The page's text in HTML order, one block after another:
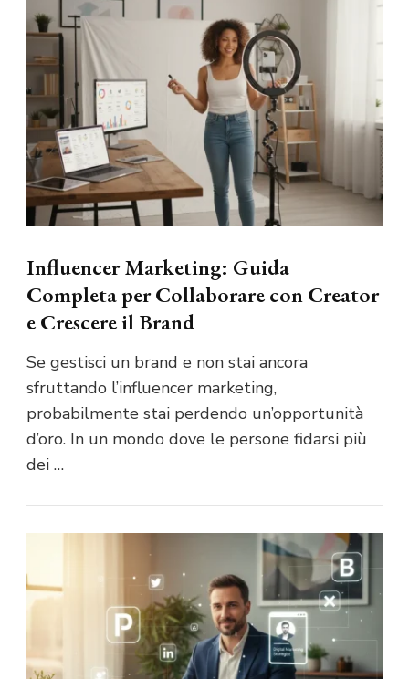
Influencer Marketing: Guida
Completa per Collaborare con Creator
e Crescere il Brand
Se gestisci un brand e non stai ancora
sfruttando l’influencer marketing,
probabilmente stai perdendo un’opportunità
d’oro. In un mondo dove le persone fidarsi più
dei …